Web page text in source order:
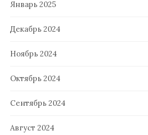
Январь 2025
Декабрь 2024
Ноябрь 2024
Октябрь 2024
Сентябрь 2024
Август 2024